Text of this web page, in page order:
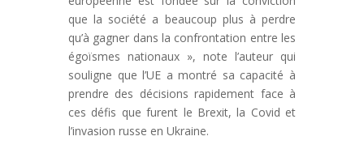
que la société a beaucoup plus à perdre
qu’à gagner dans la confrontation entre les
égoïsmes nationaux », note l’auteur qui
souligne que l’UE a montré sa capacité à
prendre des décisions rapidement face à
ces défis que furent le Brexit, la Covid et
l’invasion russe en Ukraine.